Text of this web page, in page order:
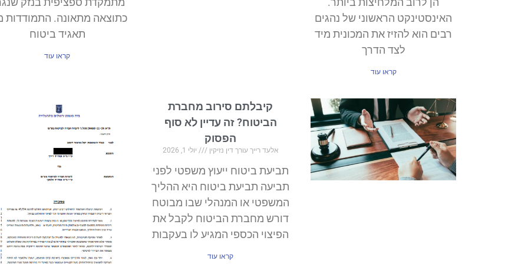
האינסטינקט הראשוני של נהגים
רבים הוא להזיז את המכונית מיד
לצד הדרך
קראו עוד
כתוצאה מתאונה. התמודדות
תאגיד ביטוח
קראו עוד
קיבלתם סירוב מחברת
הביטוח? זה עדיין לא סוף
הפסוק
אלעד רייך עורך דין נזיקין יולי 1, 2026
תביעת ביטוח ייעוץ משפטי לפני
תביעה תביעת ביטוח היא ההליך
המשפטי או המנהלי שבו מבוטח
דורש מחברת הביטוח לקבל את
הפיצוי הכספי המגיע לו בעקבות
קראו עוד